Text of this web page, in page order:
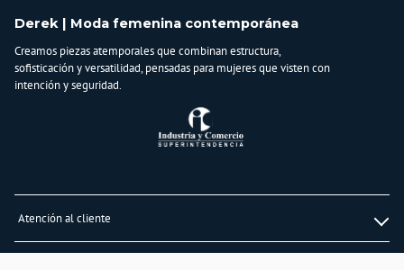
Derek | Moda femenina contemporánea
Creamos piezas atemporales que combinan estructura,
sofisticación y versatilidad, pensadas para mujeres que visten con
intención y seguridad.
Atención al cliente